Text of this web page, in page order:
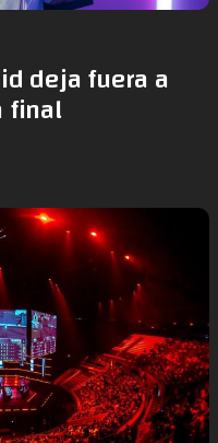
deja fuera a
final